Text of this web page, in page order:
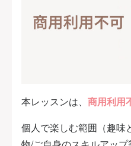
本レッスンは、 商用利用
個人で楽しむ範囲（趣味